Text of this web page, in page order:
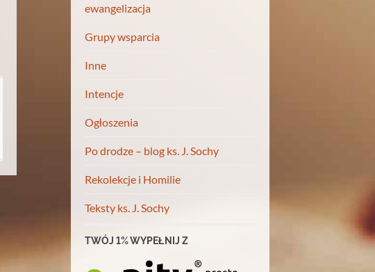
ewangelizacja
Grupy wsparcia
Inne
Intencje
Ogłoszenia
Po drodze – blog ks. J. Sochy
Rekolekcje i Homilie
Teksty ks. J. Sochy
TWÓJ 1% WYPEŁNIJ Z